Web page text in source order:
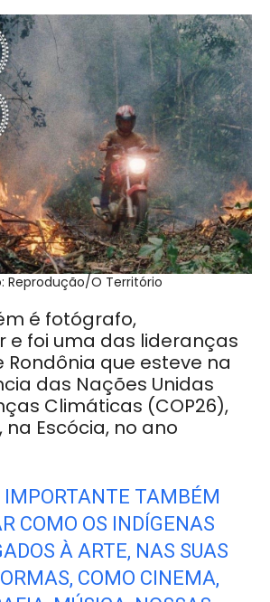
Reprodução/O Território
é fotógrafo,
e foi uma das lideranças
que esteve na
das Nações Unidas
Climáticas (COP26),
Escócia, no ano
IMPORTANTE TAMBÉM
COMO OS INDÍGENAS
À ARTE, NAS SUAS
COMO CINEMA,